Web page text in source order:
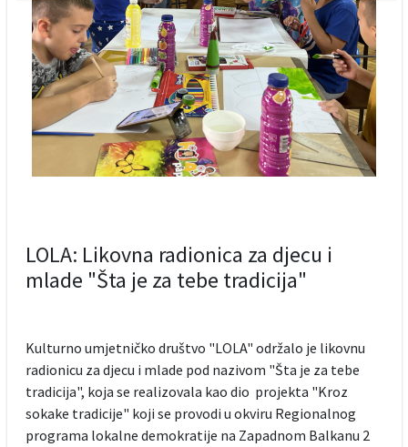
LOLA: Likovna radionica za djecu i
mlade "Šta je za tebe tradicija"
Kulturno umjetničko društvo "LOLA" održalo je likovnu
radionicu za djecu i mlade pod nazivom "Šta je za tebe
tradicija", koja se realizovala kao dio projekta "Kroz
sokake tradicije" koji se provodi u okviru Regionalnog
programa lokalne demokratije na Zapadnom Balkanu 2